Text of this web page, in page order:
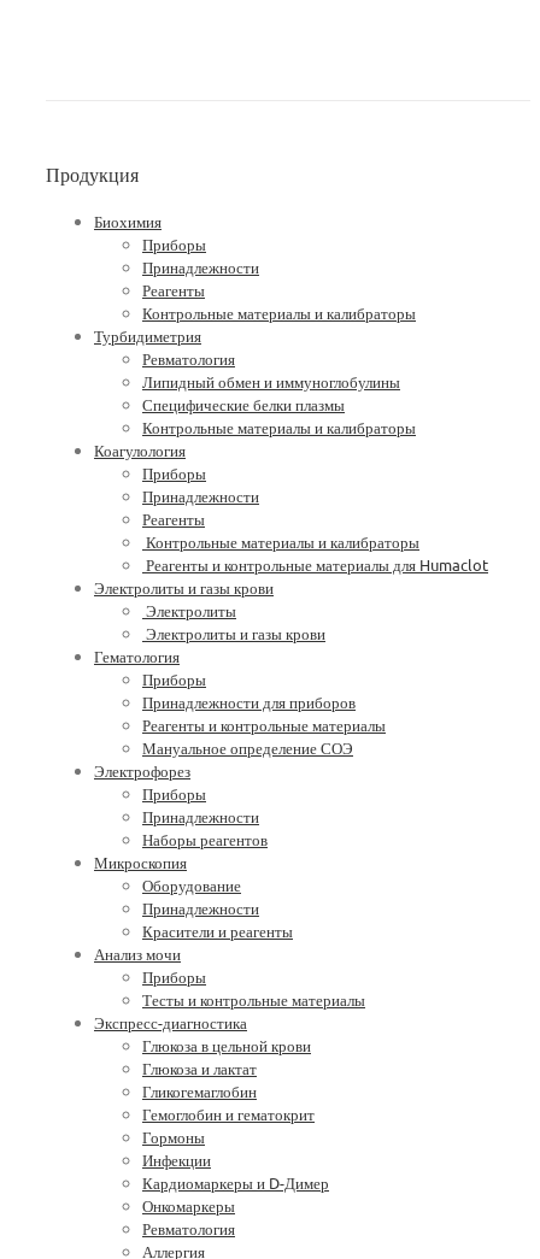
Продукция
Биохимия
Приборы
Принадлежности
Реагенты
Контрольные материалы и калибраторы
Турбидиметрия
Ревматология
Липидный обмен и иммуноглобулины
Специфические белки плазмы
Контрольные материалы и калибраторы
Коагулология
Приборы
Принадлежности
Реагенты
Контрольные материалы и калибраторы
Реагенты и контрольные материалы для Humaclot
Электролиты и газы крови
Электролиты
Электролиты и газы крови
Гематология
Приборы
Принадлежности для приборов
Реагенты и контрольные материалы
Мануальное определение СОЭ
Электрофорез
Приборы
Принадлежности
Наборы реагентов
Микроскопия
Оборудование
Принадлежности
Красители и реагенты
Анализ мочи
Приборы
Тесты и контрольные материалы
Экспресс-диагностика
Глюкоза в цельной крови
Глюкоза и лактат
Гликогемаглобин
Гемоглобин и гематокрит
Гормоны
Инфекции
Кардиомаркеры и D-Димер
Онкомаркеры
Ревматология
Аллергия